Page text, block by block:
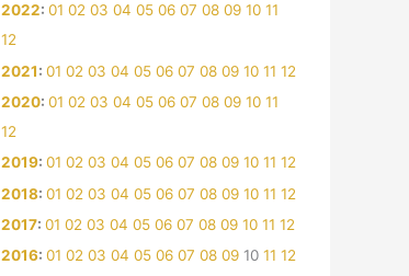
2022: 01 02 03 04 05 06 07 08 09 10 11
12
2021: 01 02 03 04 05 06 07 08 09 10 11 12
2020: 01 02 03 04 05 06 07 08 09 10 11
12
2019: 01 02 03 04 05 06 07 08 09 10 11 12
2018: 01 02 03 04 05 06 07 08 09 10 11 12
2017: 01 02 03 04 05 06 07 08 09 10 11 12
2016: 01 02 03 04 05 06 07 08 09 10 11 12